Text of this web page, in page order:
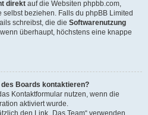
direkt auf die Websiten phpbb.com,
beziehen. Falls du phpBB Limited
schreibst, die die Softwarenutzung
überhaupt, höchstens eine knappe
Boards kontaktieren?
Kontaktformular nutzen, wenn die
aktiviert wurde.
den Link „Das Team“ verwenden.